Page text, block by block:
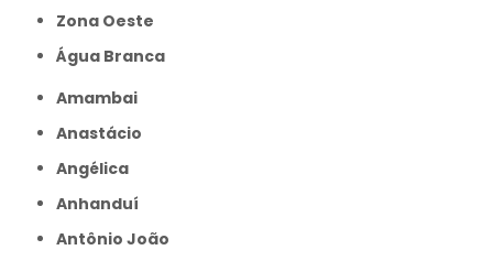
Zona Oeste
Água Branca
Amambai
Anastácio
Angélica
Anhanduí
Antônio João